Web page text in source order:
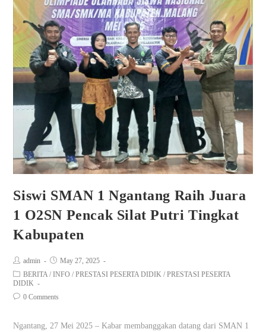
Siswi SMAN 1 Ngantang Raih Juara
1 O2SN Pencak Silat Putri Tingkat
Kabupaten
admin
May 27, 2025
BERITA / INFO / PRESTASI PESERTA DIDIK / PRESTASI PESERTA
DIDIK
0 Comments
Ngantang, 27 Mei 2025 – Kabar membanggakan datang dari SMAN 1